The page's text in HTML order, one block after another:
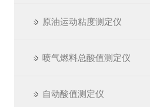
原油运动粘度测定仪
喷气燃料总酸值测定仪
自动酸值测定仪